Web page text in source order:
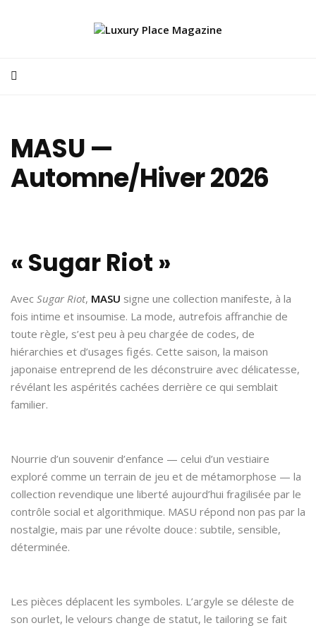
MASU —
Automne/Hiver 2026
« Sugar Riot »
Avec Sugar Riot, MASU signe une collection manifeste, à la
fois intime et insoumise. La mode, autrefois affranchie de
toute règle, s’est peu à peu chargée de codes, de
hiérarchies et d’usages figés. Cette saison, la maison
japonaise entreprend de les déconstruire avec délicatesse,
révélant les aspérités cachées derrière ce qui semblait
familier.
Nourrie d’un souvenir d’enfance — celui d’un vestiaire
exploré comme un terrain de jeu et de métamorphose — la
collection revendique une liberté aujourd’hui fragilisée par le
contrôle social et algorithmique. MASU répond non pas par la
nostalgie, mais par une révolte douce : subtile, sensible,
déterminée.
Les pièces déplacent les symboles. L’argyle se déleste de
son ourlet, le velours change de statut, le tailoring se fait